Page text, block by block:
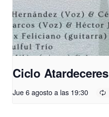
Ciclo Atardeceres
Jue 6 agosto a las 19:30